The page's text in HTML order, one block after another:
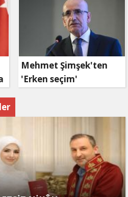
Mehmet Şimşek'ten
'Erken seçim'